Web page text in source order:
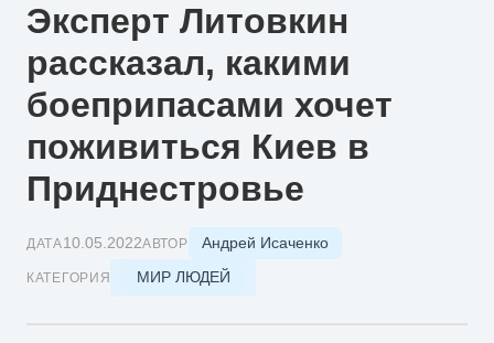
Эксперт Литовкин
рассказал, какими
боеприпасами хочет
поживиться Киев в
Приднестровье
ДАТА10.05.2022АВТОР Андрей Исаченко
КАТЕГОРИЯ МИР ЛЮДЕЙ